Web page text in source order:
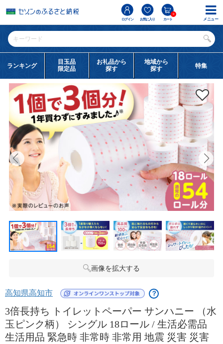
ログイン お気に入り カート
0
ランキング
目玉品
限定品
お礼品から
探す
地域から
探す
特集
画像を拡大する
高知県高知市 ？
3倍長持ち トイレットペーパー サンハニー （水
玉ピンク柄） シングル 18ロール / 生活必需品
生活用品 緊急時 非常時 非常用 地震 災害 災害
メニュー